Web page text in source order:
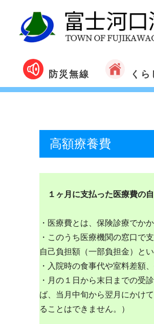
防災無線 くら
高額療養費
１ヶ月に支払った医療費の
・医療費とは、保険診療でか
・このうち医療機関の窓口
自己負担額（一部負担金）とい
・入院時の食事代や室料差額
・月の１日から末日までの受
ば、当月中旬から翌月にかけ
ることはできません。）